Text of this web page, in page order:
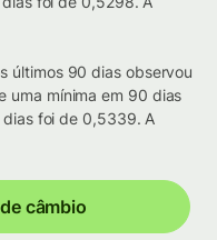
últimos 90 dias observou
uma mínima em 90 dias
foi de 0,5339. A
câmbio